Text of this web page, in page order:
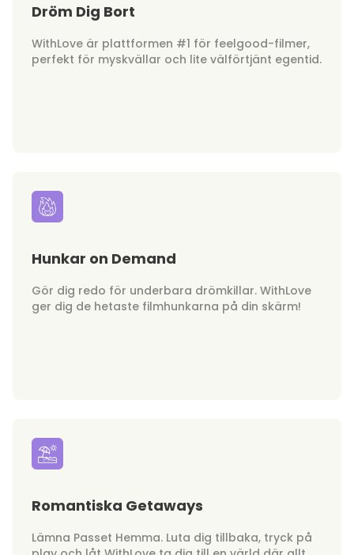
Dröm Dig Bort
WithLove är plattformen #1 för feelgood-filmer,
perfekt för myskvällar och lite välförtjänt egentid.
Hunkar on Demand
Gör dig redo för underbara drömkillar. WithLove
ger dig de hetaste filmhunkarna på din skärm!
Romantiska Getaways
Lämna Passet Hemma. Luta dig tillbaka, tryck på